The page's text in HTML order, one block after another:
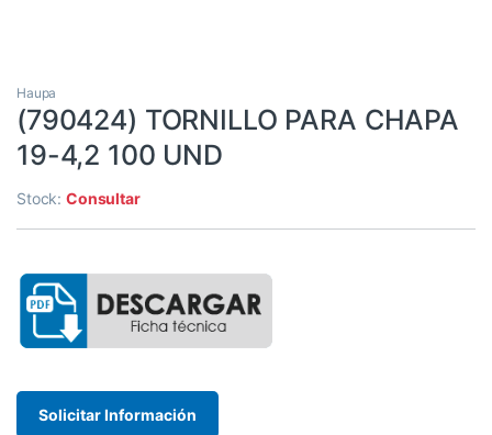
Haupa
(790424) TORNILLO PARA CHAPA
19-4,2 100 UND
Stock:Consultar
Solicitar Información